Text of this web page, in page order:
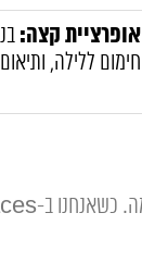
אופרציית קצה:
חימום ללילה,